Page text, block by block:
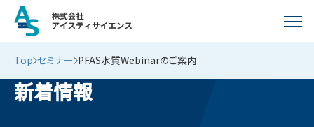
Top セミナー PFAS水質Webinarのご案内
新着情報